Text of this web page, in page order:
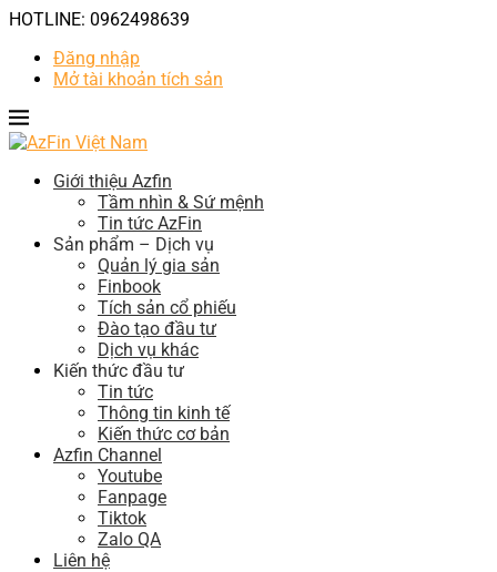
HOTLINE: 0962498639
Đăng nhập
Mở tài khoản tích sản
Giới thiệu Azfin
Tầm nhìn & Sứ mệnh
Tin tức AzFin
Sản phẩm – Dịch vụ
Quản lý gia sản
Finbook
Tích sản cổ phiếu
Đào tạo đầu tư
Dịch vụ khác
Kiến thức đầu tư
Tin tức
Thông tin kinh tế
Kiến thức cơ bản
Azfin Channel
Youtube
Fanpage
Tiktok
Zalo QA
Liên hệ